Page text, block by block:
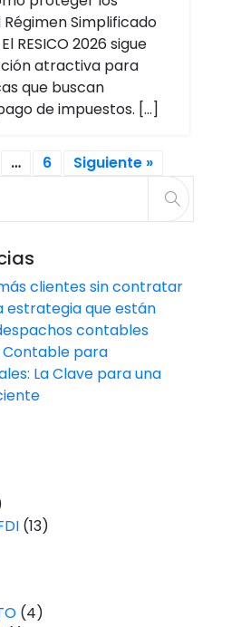
Simplificado
RESICO 2026 sigue
atractiva para
que buscan
de impuestos. […]
… 6 Siguiente »
clientes sin contratar
estrategia que están
contables
para
La Clave para una
(13)
(4)